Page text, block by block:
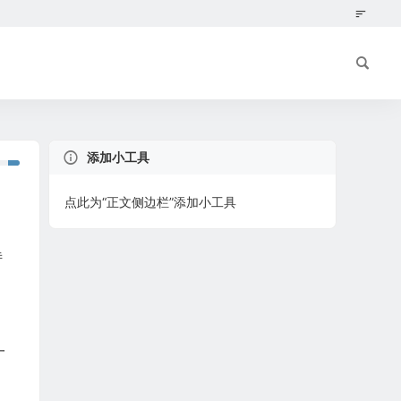
添加小工具
点此为“正文侧边栏”添加小工具